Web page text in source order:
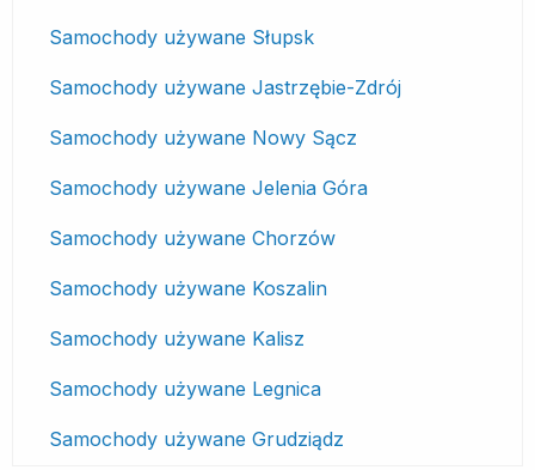
Samochody używane Słupsk
Samochody używane Jastrzębie-Zdrój
Samochody używane Nowy Sącz
Samochody używane Jelenia Góra
Samochody używane Chorzów
Samochody używane Koszalin
Samochody używane Kalisz
Samochody używane Legnica
Samochody używane Grudziądz